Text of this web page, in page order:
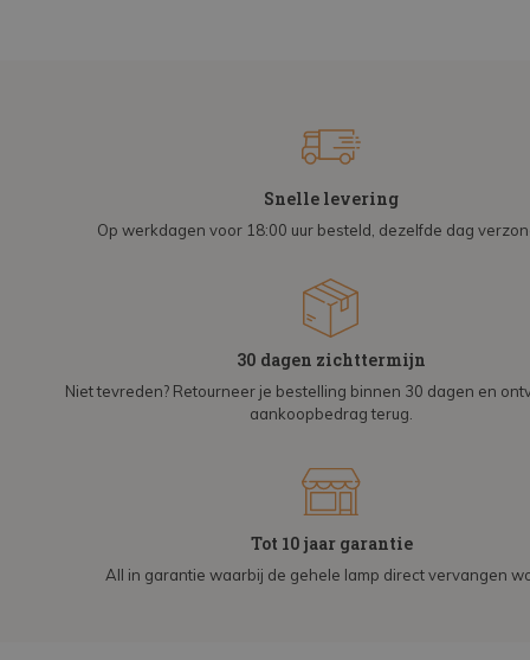
Snelle levering
Op werkdagen voor 18:00 uur besteld, dezelfde dag
30 dagen zichttermijn
Niet tevreden? Retourneer je bestelling binnen 30 dagen en
aankoopbedrag terug.
Tot 10 jaar garantie
All in garantie waarbij de gehele lamp direct vervangen